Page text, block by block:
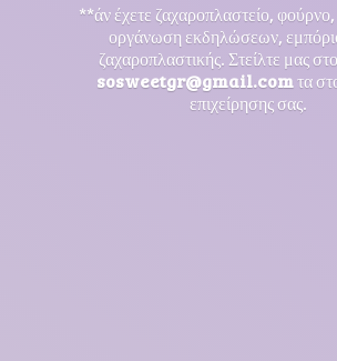
**άν έχετε ζαχαροπλαστείο,
οργάνωση εκδηλώσεων,
ζαχαροπλαστικής. Στείλτε μας
sosweetgr@gmail.comτα
επιχείρησης σας.